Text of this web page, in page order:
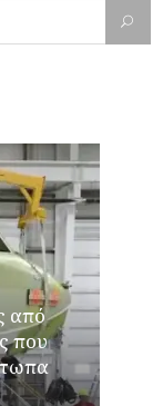
από
που